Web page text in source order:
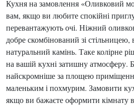
Кухня на замовлення «Оливковий
вам, якщо ви любите спокійні
перевантажують очі. Ніжний
добре скомбінований зі
натуральний камінь. Таке колірне
на вашій кухні затишну атмосферу.
найскромніше за площею
маленьким і похмурим. Замовити
якщо ви бажаєте оформити кімнату